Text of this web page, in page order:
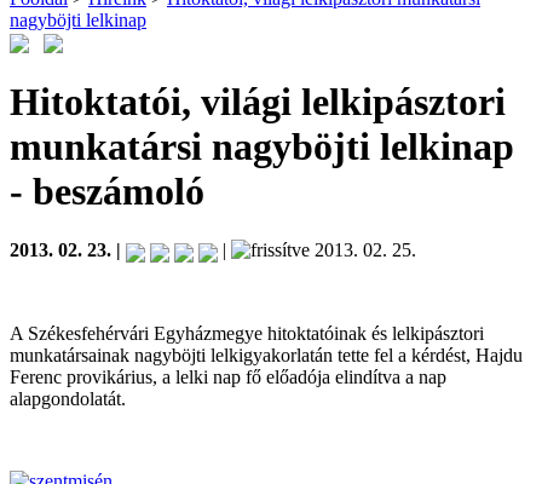
nagyböjti lelkinap
Hitoktatói, világi lelkipásztori
munkatársi nagyböjti lelkinap
- beszámoló
2013. 02. 23. | | 2013. 02. 25.
A Székesfehérvári Egyházmegye hitoktatóinak és lelkipásztori
munkatársainak nagyböjti lelkigyakorlatán tette fel a kérdést, Hajdu
Ferenc provikárius, a lelki nap fő előadója elindítva a nap
alapgondolatát.